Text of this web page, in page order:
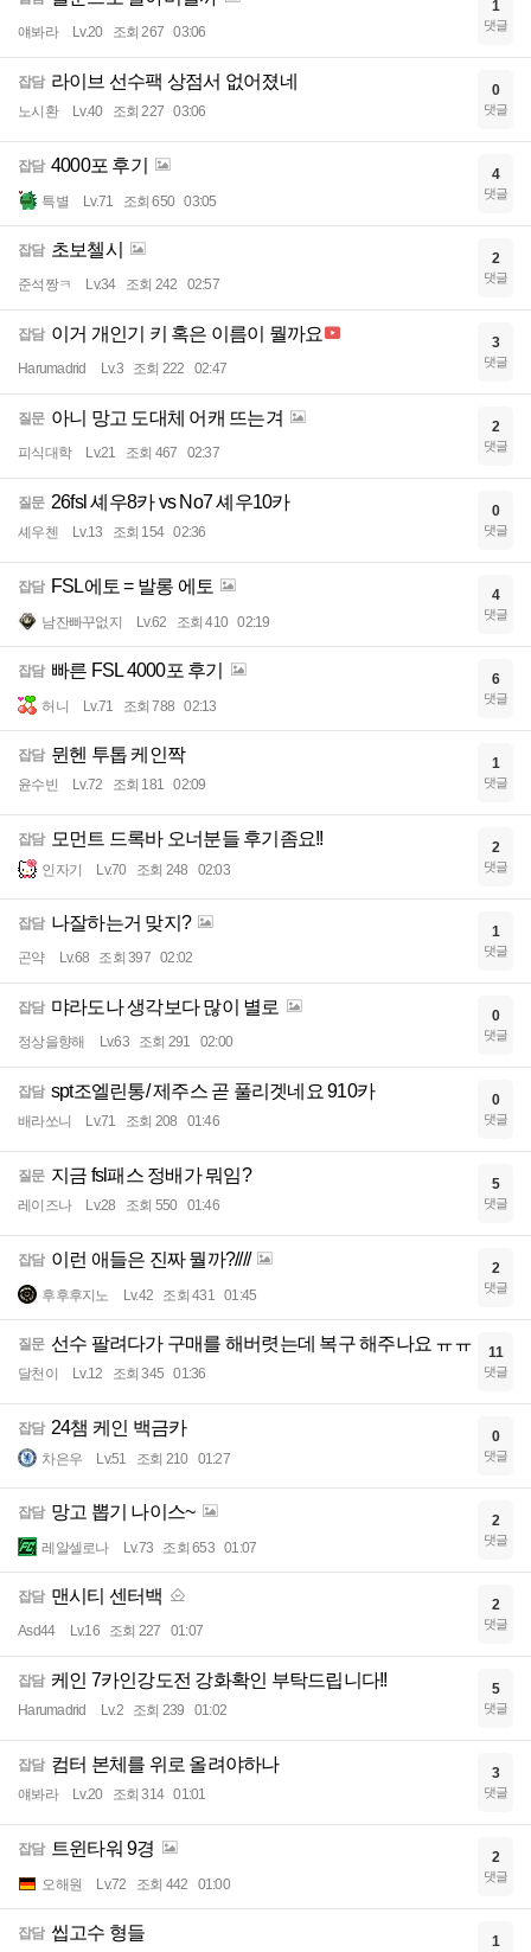
얘봐라 Lv.20 조회 267 03:06
1
댓글
잡담 라이브 선수팩 상점서 없어졌네
노시환 Lv.40 조회 227 03:06
0
댓글
잡담 4000포 후기
특별 Lv.71 조회 650 03:05
4
댓글
잡담 초보첼시
준석짱ㅋ Lv.34 조회 242 02:57
2
댓글
잡담 이거 개인기 키 혹은 이름이 뭘까요
Harumadrid Lv.3 조회 222 02:47
3
댓글
질문 아니 망고 도대체 어캐 뜨는겨
피식대학 Lv.21 조회 467 02:37
2
댓글
질문 26fsl 셰우8카 vs No7 셰우10카
셰우첸 Lv.13 조회 154 02:36
0
댓글
잡담 FSL에토 = 발롱 에토
남잔빠꾸없지 Lv.62 조회 410 02:19
4
댓글
잡담 빠른 FSL 4000포 후기
허니 Lv.71 조회 788 02:13
6
댓글
잡담 뮌헨 투톱 케인짝
윤수빈 Lv.72 조회 181 02:09
1
댓글
잡담 모먼트 드록바 오너분들 후기좀요!!
인자기 Lv.70 조회 248 02:03
2
댓글
잡담 나잘하는거 맞지?
곤약 Lv.68 조회 397 02:02
1
댓글
잡담 먀라도나 생각보다 많이 별로
정상을향해 Lv.63 조회 291 02:00
0
댓글
잡담 spt조엘린통/ 제주스 곧 풀리겟네요 910카
배라쏘니 Lv.71 조회 208 01:46
0
댓글
질문 지금 fsl패스 정배가 뭐임?
레이즈나 Lv.28 조회 550 01:46
5
댓글
잡담 이런 애들은 진짜 뭘까?////
후후후지노 Lv.42 조회 431 01:45
2
댓글
질문 선수 팔려다가 구매를 해버렷는데 복구 해주나요 ㅠㅠ
달천이 Lv.12 조회 345 01:36
11
댓글
잡담 24챔 케인 백금카
차은우 Lv.51 조회 210 01:27
0
댓글
잡담 망고 뽑기 나이스~
레알셀로나 Lv.73 조회 653 01:07
2
댓글
잡담 맨시티 센터백
Asd44 Lv.16 조회 227 01:07
2
댓글
잡담 케인 7카인강도전 강화확인 부탁드립니다!!
Harumadrid Lv.2 조회 239 01:02
5
댓글
잡담 컴터 본체를 위로 올려야하나
얘봐라 Lv.20 조회 314 01:01
3
댓글
잡담 트윈타워 9경
오해원 Lv.72 조회 442 01:00
2
댓글
잡담 씹고수 형들 1